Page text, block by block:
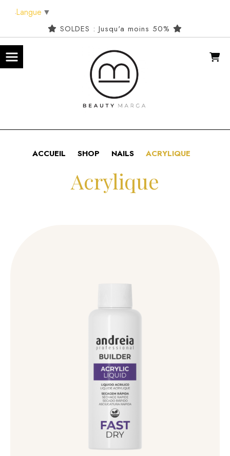
SOLDES : Jusqu'a moins 50%
ACCUEIL SHOP NAILS ACRYLIQUE
Acrylique
Langue ▼